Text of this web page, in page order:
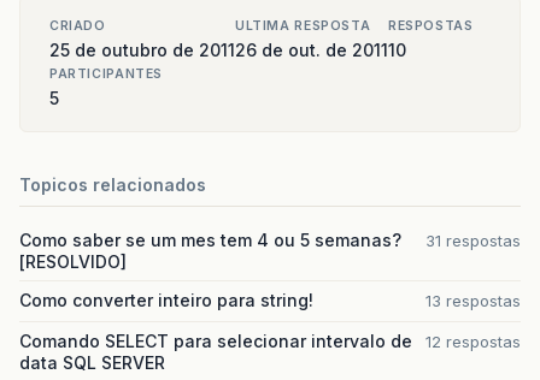
CRIADO
25 de outubro de 2011
ULTIMA RESPOSTA
26 de out. de 2011
RESPOSTAS
10
PARTICIPANTES
5
Topicos relacionados
Como saber se um mes tem 4 ou 5 semanas?
[RESOLVIDO]
31 respostas
Como converter inteiro para string! 13 respostas
Comando SELECT para selecionar intervalo de
data SQL SERVER
12 respostas